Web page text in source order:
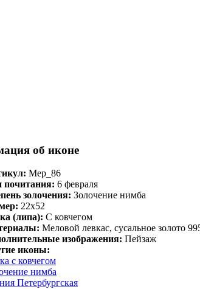
об иконе
Мер_86
почитания: 6 февраля
золочения: Золочение нимба
22х52
(липа): С ковчегом
Меловой левкас, сусальное золото
изображения: Пейзаж
иконы:
с ковчегом
нимба
Петербургская